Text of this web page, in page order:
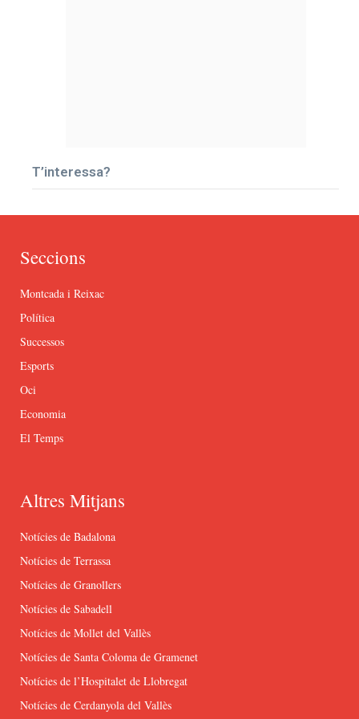
T’interessa?
Seccions
Montcada i Reixac
Política
Successos
Esports
Oci
Economia
El Temps
Altres Mitjans
Notícies de Badalona
Notícies de Terrassa
Notícies de Granollers
Notícies de Sabadell
Notícies de Mollet del Vallès
Notícies de Santa Coloma de Gramenet
Notícies de l’Hospitalet de Llobregat
Notícies de Cerdanyola del Vallès